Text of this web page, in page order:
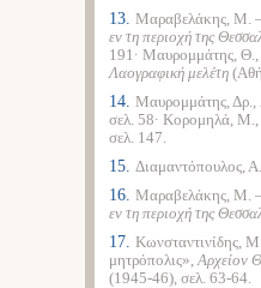
13. Μαραβελάκης, Μ.
εν τη περιοχή της
191· Μαυρομμάτης, Θ.,
Λαογραφική μελέτη
14. Μαυρομμάτης, Δρ.,
σελ. 58· Κορομηλά, Μ.,
σελ. 147.
15. Διαμαντόπουλος,
16. Μαραβελάκης, Μ.
εν τη περιοχή της
17. Κωνσταντινίδης,
μητρόπολις»,Αρχείον
(1945-46), σελ. 63-64.